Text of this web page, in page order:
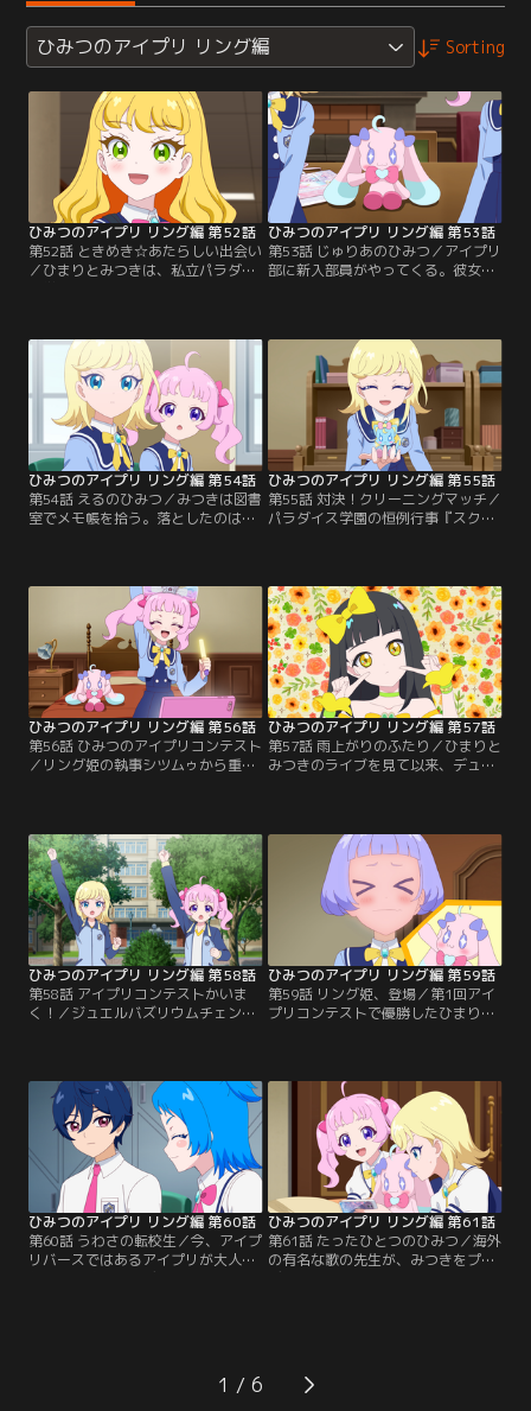
ひみつのアイプリ リング編 Sorting
ひみつのアイプリ リング編 第52話
第52話 ときめき☆あたらしい出会い
／ひまりとみつきは、私立パラダイ
んの姿で学園生活を楽しんでいる。
そんな中、ひまりとみつきはアイプ
リ部で話題になっている人気のアイ
プリモデルに会いに、アイプリバー
スへバースイン。パシャリングスタ
ジオで…。
ひみつのアイプリ リング編 第53話
第53話 じゅりあのひみつ／アイプリ
部に新入部員がやってくる。彼女の
ブを見て心がときめき、入部を決め
たらしい。だけど、完璧に歌えるま
でライブはやれないと言うじゅり
あ。ひまりとみつきはじゅりあの本
心が知りたくて、パシャリングを教
えてもらうことに。
ひみつのアイプリ リング編 第54話
第54話 えるのひみつ／みつきは図書
室でメモ帳を拾う。落としたのは、
小説家だと知るみつき。一方、大人
しい性格のえると正反対のじゅりあ
は、同じ部屋で暮らしているがケン
カばかり。えるに嫌われているんじ
ゃ……と落ち込んでしまう。それを
聞いたみつきは…。
ひみつのアイプリ リング編 第55話
第55話 対決！クリーニングマッチ／
パラダイス学園の恒例行事『スクー
のチームになって競い合うことに。
一方、それぞれ別のチームのリーダ
ーになったものの、てのひらぬいぐ
るみの「プリうさ」「プリねこ」と
一緒に、仲良く掃除を進めていくひ
まりとみつき。だが…。
ひみつのアイプリ リング編 第56話
第56話 ひみつのアイプリコンテスト
／リング姫の執事シツムゥから重大
させる世界一のアイプリを決めるコ
ンテスト。優勝した者には、エター
ナルコーデが与えられるらしい。出
場資格を手にするには、『リングゲ
ージ』をいっぱいにしなくてはいけ
ない。しかし…。
ひみつのアイプリ リング編 第57話
第57話 雨上がりのふたり／ひまりと
みつきのライブを見て以来、デュオ
葉に勇気をもらったえるは、じゅり
あをデュオに誘おうとする。だが、
じゅりあはすでに別のアイプリから
誘いを受けていた。嬉しそうなじゅ
りあを見たえるはショックを受けて
ひみつのアイプリ リング編 第58話
第58話 アイプリコンテストかいま
く！／ジュエルバズリウムチェンジ
ばりすぎなみつきを心配したチィ
は、ひまりにアドバイスを送る。ひ
まりは、みつきの大好きなものばか
りを集めた『みつきちゃん大好きパ
ーティー』をひらいて元気づけよう
とする。
ひみつのアイプリ リング編 第59話
第59話 リング姫、登場／第1回アイ
プリコンテストで優勝したひまりと
し、いよいよリング姫のいる宮殿に
向かう。しかしリング姫に会えるの
は、このライブで姫に認められた者
だけ。ときめき全開でライブをする
ラブジュリエルの二人。ポッピンド
リーミンも…。
ひみつのアイプリ リング編 第60話
第60話 うわさの転校生／今、アイプ
リバースではあるアイプリが大人
気。すご腕のプロデューサーにプロ
らぼうで無口な態度ゆえ、周りから
怖がられるすばる。廊下を慌てて歩
ひみつのアイプリ リング編 第61話
第61話 たったひとつのひみつ／海外
の有名な歌の先生が、みつきをプロ
デュースしたいと言ってきた。チャ
してあげたい、と思っている。それ
以来、ひまりはみつきが心配しない
1